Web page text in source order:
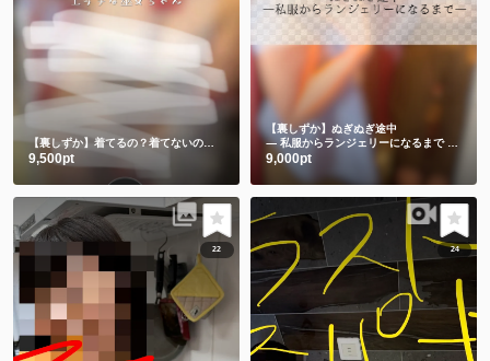
【裏しずか】着てるの？着てないの？エッチな巫女ちゃん
9,500pt
【裏しずか】ぬぎぬぎ途中
― 私服からランジェリーになるまで ―🫣💕
9,000pt
22 24